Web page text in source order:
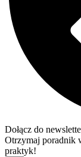
Dołącz do
Otrzymaj poradnik
praktyk!